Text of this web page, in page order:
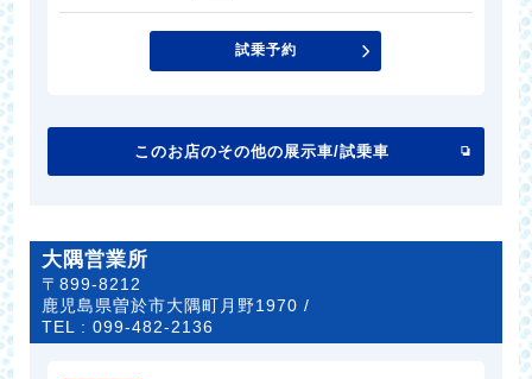
試乗予約
このお店のその他の展示車/試乗車
大隅営業所
〒899-8212
鹿児島県曽於市大隅町月野1970 /
TEL :099-482-2136